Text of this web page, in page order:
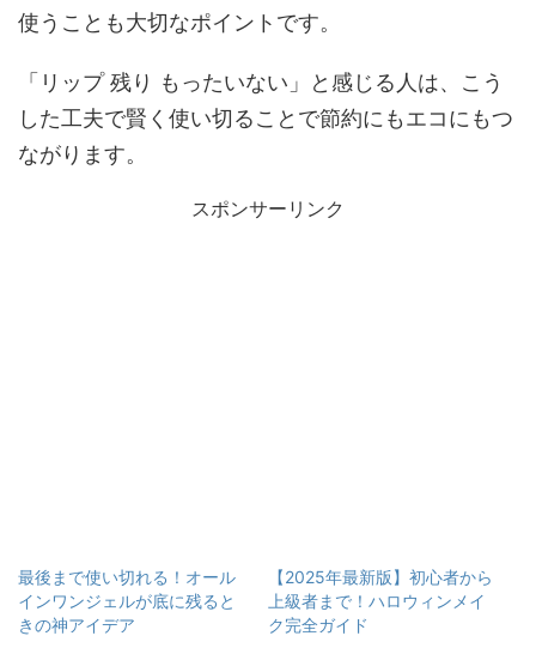
使うことも大切なポイントです。
「リップ 残り もったいない」と感じる人は、こう
した工夫で賢く使い切ることで節約にもエコにもつ
ながります。
スポンサーリンク
最後まで使い切れる！オール
インワンジェルが底に残ると
きの神アイデア
【2025年最新版】初心者から
上級者まで！ハロウィンメイ
ク完全ガイド